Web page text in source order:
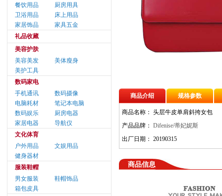
餐饮用品
厨房用具
卫浴用品
床上用品
家居饰品
家具五金
礼品收藏
美容护肤
美容美发
美体瘦身
美护工具
数码家电
手机通讯
数码摄像
电脑耗材
笔记本电脑
数码娱乐
厨房电器
家居电器
导航仪
文化体育
户外用品
文娱用品
健身器材
服装鞋帽
男女服装
鞋帽饰品
箱包皮具
商品介绍 规格参数
商品名称： 头层牛皮单肩斜挎女包
产品品牌： Difenise/蒂妃妮斯
出厂日期： 20190315
商品信息